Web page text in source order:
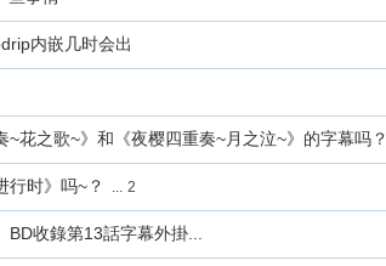
内嵌几时会出
~花之歌~》和《夜樱四重奏~月之泣~》的字幕吗？
行时》吗~？ ... 2
收錄第13話字幕外掛...